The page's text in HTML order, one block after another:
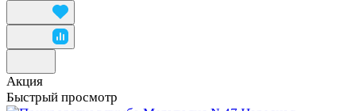
Акция
Быстрый просмотр